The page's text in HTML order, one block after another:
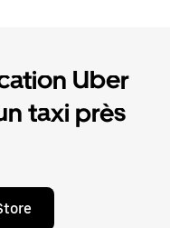
Uber
taxi près